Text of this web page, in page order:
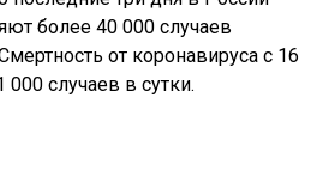
более 40 000 случаев
от коронавируса с 16
случаев в сутки.